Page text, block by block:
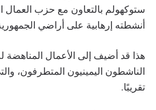
ستوكهولم بالتعاون مع حزب العمال
أنشطته إرهابية على أراضي
هذا قد أضيف إلى الأعمال المناهضة
الناشطون اليمينيون المتطرفون،
تقريبًا.